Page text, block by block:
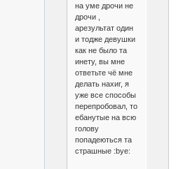
на уме дрочи не
дрочи ,
арезультат один
и тодже девушки
как не было та
инету, вы мне
ответьте чё мне
делать нахиг, я
уже все способы
перепробовал, то
ебанутые на всю
голову
попадеються та
страшные :bye: